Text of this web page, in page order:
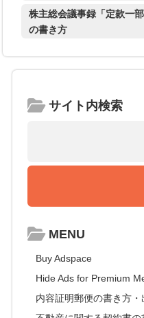
株主総会議事録「定款一
の書き方
サイト内検索
MENU
Buy Adspace
Hide Ads for Premium
内容証明郵便の書き方